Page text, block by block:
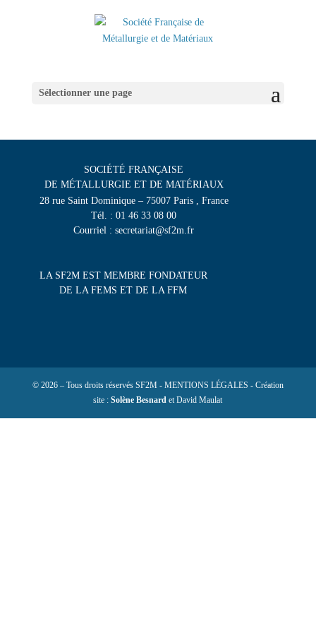
Sélectionner une page
SOCIÉTÉ FRANÇAISE
DE MÉTALLURGIE ET DE MATÉRIAUX
28 rue Saint Dominique – 75007 Paris , France
Tél. : 01 46 33 08 00
Courriel : secretariat@sf2m.fr
LA SF2M EST MEMBRE FONDATEUR
DE LA FEMS ET DE LA FFM
© 2026 – Tous droits réservés SF2M - MENTIONS LÉGALES - Création
site :Solène Besnard et David Maulat